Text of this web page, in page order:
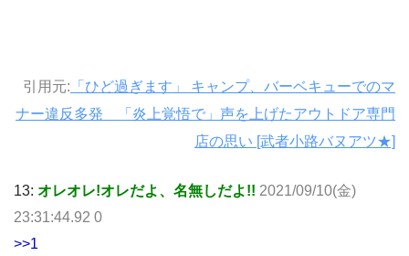
引用元: 「ひど過ぎます」 キャンプ、バーベキューでのマ
ナー違反多発 「炎上覚悟で」声を上げたアウトドア専門
店の思い [武者小路バヌアツ★]
13: オレオレ!オレだよ、名無しだよ!! 2021/09/10(金)
23:31:44.92 0
>>1